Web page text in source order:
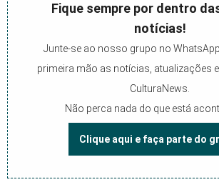
Fique sempre por dentro
notícias!
Junte-se ao nosso grupo no
primeira mão as notícias, atualizações
CulturaNews.
Não perca nada do que está
Clique aqui e faça parte do